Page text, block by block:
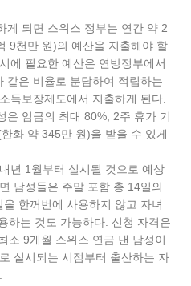
게 되면 스위스 정부는 연간 약 2
9천만 원)의 예산을 지출해야 할
에 필요한 예산은 연방정부에서
같은 비율로 분담하여 적립하는
득보장제도에서 지출하게 된다.
은 임금의 최대 80%, 2주 휴가 기
화 약 345만 원)을 받을 수 있게
년 1월부터 실시될 것으로 예상
남성들은 주말 포함 총 14일의
한꺼번에 사용하지 않고 자녀
하는 것도 가능하다. 신청 자격은
소 9개월 스위스 연금 낸 남성이
실시되는 시점부터 출산하는 자